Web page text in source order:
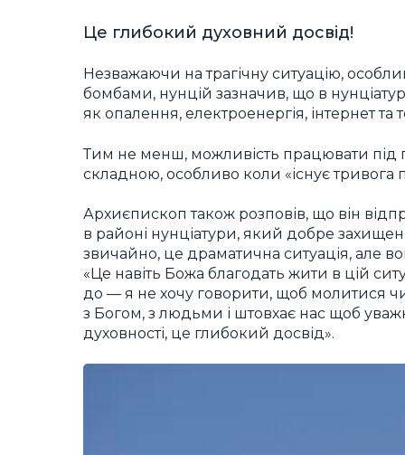
Це глибокий духовний досвід!
Незважаючи на трагічну ситуацію,
бомбами, нунцій зазначив, що в
як опалення, електроенергія, інтернет та
Тим не менш, можливість працювати під
складною, особливо коли «існує тривога
Архиєпископ також розповів, що він
в районі нунціатури, який добре
звичайно, це драматична ситуація, але
«Це навіть Божа благодать жити в цій
до — я не хочу говорити, щоб молитися
з Богом, з людьми і штовхає нас щоб
духовності, це глибокий досвід».